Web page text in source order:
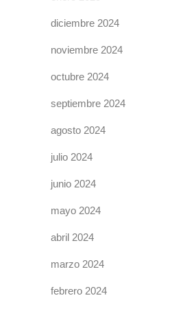
diciembre 2024
noviembre 2024
octubre 2024
septiembre 2024
agosto 2024
julio 2024
junio 2024
mayo 2024
abril 2024
marzo 2024
febrero 2024